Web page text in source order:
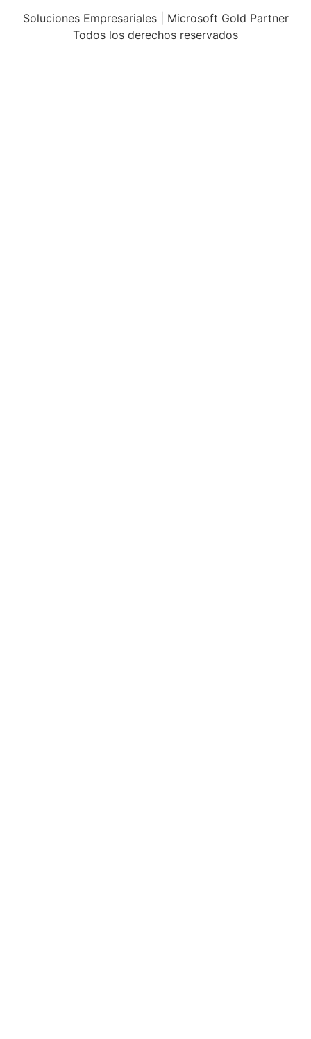
Soluciones Empresariales | Microsoft Gold Partner
Todos los derechos reservados